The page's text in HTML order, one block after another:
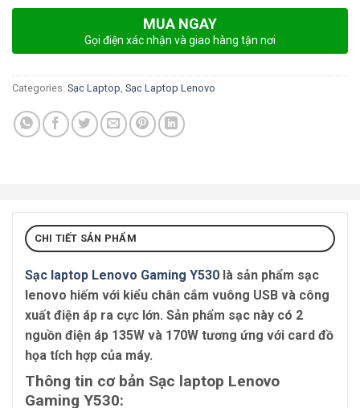
MUA NGAY
Gọi điện xác nhận và giao hàng tận nơi
Categories: Sạc Laptop Sạc Laptop Lenovo
CHI TIẾT SẢN PHẨM
Sạc laptop Lenovo Gaming Y530 là sản phẩm sạc
lenovo hiếm với kiểu chân cắm vuông USB và công
xuất điện áp ra cực lớn. Sản phẩm sạc này có 2
nguồn điện áp 135W và 170W tương ứng với card đồ
họa tích hợp của máy.
Thông tin cơ bản Sạc laptop Lenovo
Gaming Y530: